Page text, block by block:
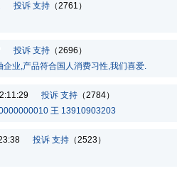
投诉 支持 （2761）
投诉 支持 （2696）
业,产品符合国人消费习性,我们喜爱.
投诉 支持 （2784）
王 13910903203
投诉 支持 （2523）